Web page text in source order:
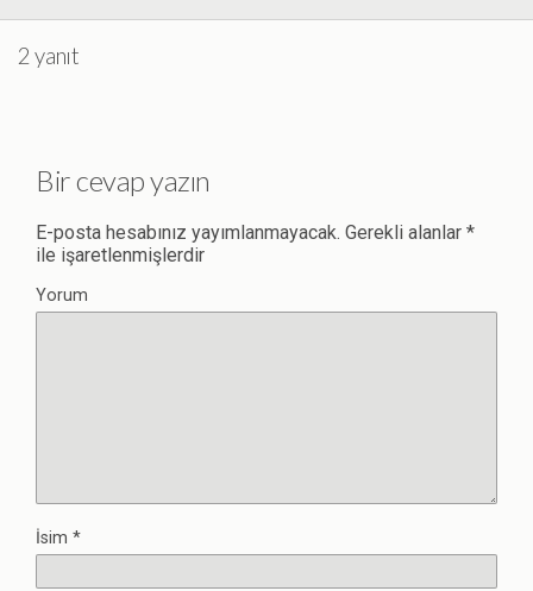
2 yanıt
Bir cevap yazın
E-posta hesabınız yayımlanmayacak. Gerekli alanlar *
ile işaretlenmişlerdir
Yorum
İsim *